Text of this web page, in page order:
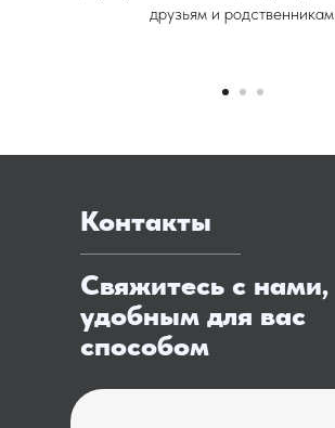
друзьям и родственникам.
Контакты
Свяжитесь с нами,
удобным для вас
способом